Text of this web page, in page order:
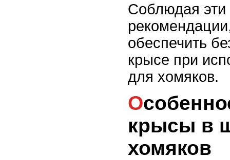
Соблюдая эти
обеспечить
крысе при
для хомяков.
Особенности дыхания
крысы в
хомяков